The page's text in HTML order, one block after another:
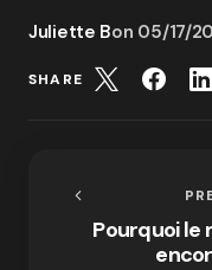
Juliette Bon 05/17/
SHARE
Pourquoi le